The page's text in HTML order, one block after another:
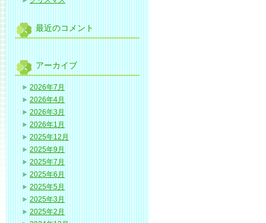
最近のコメント
アーカイブ
2026年7月
2026年4月
2026年3月
2026年1月
2025年12月
2025年9月
2025年7月
2025年6月
2025年5月
2025年3月
2025年2月